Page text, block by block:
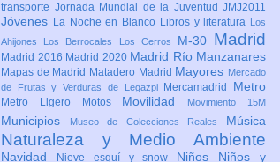
transporte Jornada Mundial de la Juventud JMJ2011
Jóvenes La Noche en Blanco Libros y literatura
Los
Ahijones
Los Berrocales Los Cerros M-30 Madrid
Madrid 2016 Madrid 2020 Madrid Río Manzanares
Mapas de Madrid Matadero Madrid Mayores Mercado
de Frutas y Verduras de Legazpi
Mercamadrid Metro
Metro Ligero Motos Movilidad Movimiento 15M
Municipios Museo de Colecciones Reales Música
Naturaleza y Medio Ambiente
Navidad Nieve esquí y snow Niños Niños y